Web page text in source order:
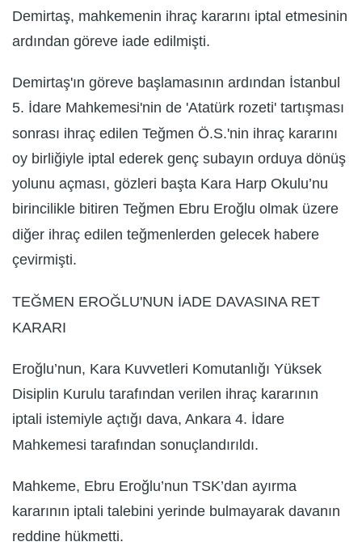
Demirtaş, mahkemenin ihraç kararını iptal etmesinin
ardından göreve iade edilmişti.
Demirtaş'ın göreve başlamasının ardından İstanbul
5. İdare Mahkemesi'nin de 'Atatürk rozeti' tartışması
sonrası ihraç edilen Teğmen Ö.S.'nin ihraç kararını
oy birliğiyle iptal ederek genç subayın orduya dönüş
yolunu açması, gözleri başta Kara Harp Okulu’nu
birincilikle bitiren Teğmen Ebru Eroğlu olmak üzere
diğer ihraç edilen teğmenlerden gelecek habere
çevirmişti.
TEĞMEN EROĞLU'NUN İADE DAVASINA RET
KARARI
Eroğlu’nun, Kara Kuvvetleri Komutanlığı Yüksek
Disiplin Kurulu tarafından verilen ihraç kararının
iptali istemiyle açtığı dava, Ankara 4. İdare
Mahkemesi tarafından sonuçlandırıldı.
Mahkeme, Ebru Eroğlu’nun TSK’dan ayırma
kararının iptali talebini yerinde bulmayarak davanın
reddine hükmetti.